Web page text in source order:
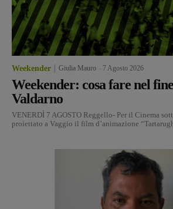
Weekender Giulia Mauro 7 Agosto 2026
Weekender: cosa fare nel
Valdarno
VENERDÌ 7 AGOSTO Reggello- Per il Cinema
proiettato a Vaggio il film d’animazione